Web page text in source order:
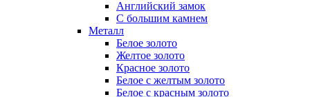
Английский замок
С большим камнем
Металл
Белое золото
Желтое золото
Красное золото
Белое с желтым золото
Белое с красным золото